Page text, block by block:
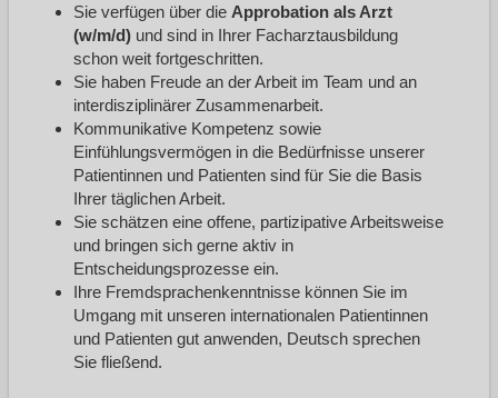
Sie verfügen über die Approbation als Arzt
(w/m/d) und sind in Ihrer Facharztausbildung
schon weit fortgeschritten.
Sie haben Freude an der Arbeit im Team und an
interdisziplinärer Zusammenarbeit.
Kommunikative Kompetenz sowie
Einfühlungsvermögen in die Bedürfnisse unserer
Patientinnen und Patienten sind für Sie die Basis
Ihrer täglichen Arbeit.
Sie schätzen eine offene, partizipative Arbeitsweise
und bringen sich gerne aktiv in
Entscheidungsprozesse ein.
Ihre Fremdsprachenkenntnisse können Sie im
Umgang mit unseren internationalen Patientinnen
und Patienten gut anwenden, Deutsch sprechen
Sie fließend.